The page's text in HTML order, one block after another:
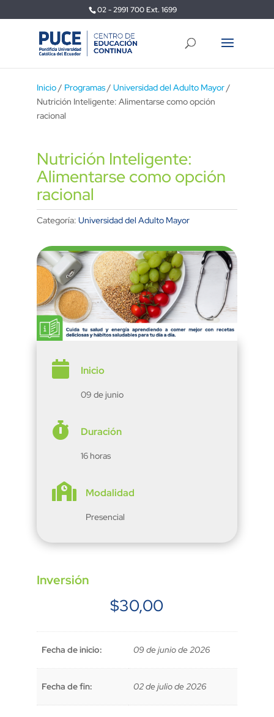
02 - 2991 700 Ext. 1699
Inicio/ Programas/ Universidad del Adulto Mayor/
Nutrición Inteligente: Alimentarse como opción
racional
Nutrición Inteligente:
Alimentarse como opción
racional
Categoría: Universidad del Adulto Mayor
 Inicio
09 de junio
 Duración
16 horas
 Modalidad
Presencial
Inversión
$30,00
Fecha de inicio: 09 de junio de 2026
Fecha de fin: 02 de julio de 2026